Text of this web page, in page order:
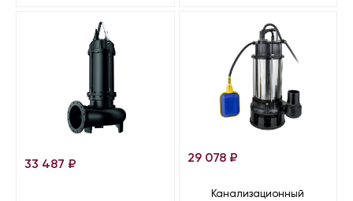
33 487 ₽ 29 078 ₽
Канализационный